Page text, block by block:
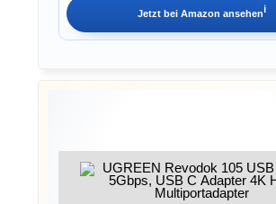
Jetzt bei Amazon ansehenℹ︎